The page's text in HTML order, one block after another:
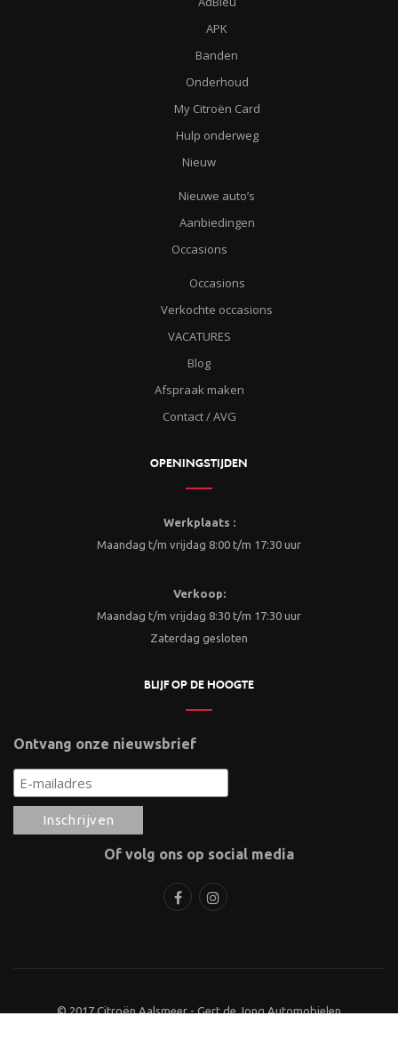
APK
Banden
Onderhoud
My Citroën Card
Hulp onderweg
Nieuw
Nieuwe auto’s
Aanbiedingen
Occasions
Occasions
Verkochte occasions
VACATURES
Blog
Afspraak maken
Contact / AVG
OPENINGSTIJDEN
Werkplaats :
Maandag t/m vrijdag 8:00 t/m 17:30 uur
Verkoop:
Maandag t/m vrijdag 8:30 t/m 17:30 uur
Zaterdag gesloten
BLIJF OP DE HOOGTE
Ontvang onze nieuwsbrief
Of volg ons op social media
© 2017 Citroën Aalsmeer - Gert de Jong Automobielen